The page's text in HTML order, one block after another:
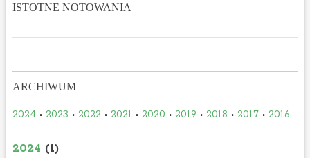
ISTOTNE NOTOWANIA
ARCHIWUM
2024 • 2023 • 2022 • 2021 • 2020 • 2019 • 2018 • 2017• 2016
2024 (1)